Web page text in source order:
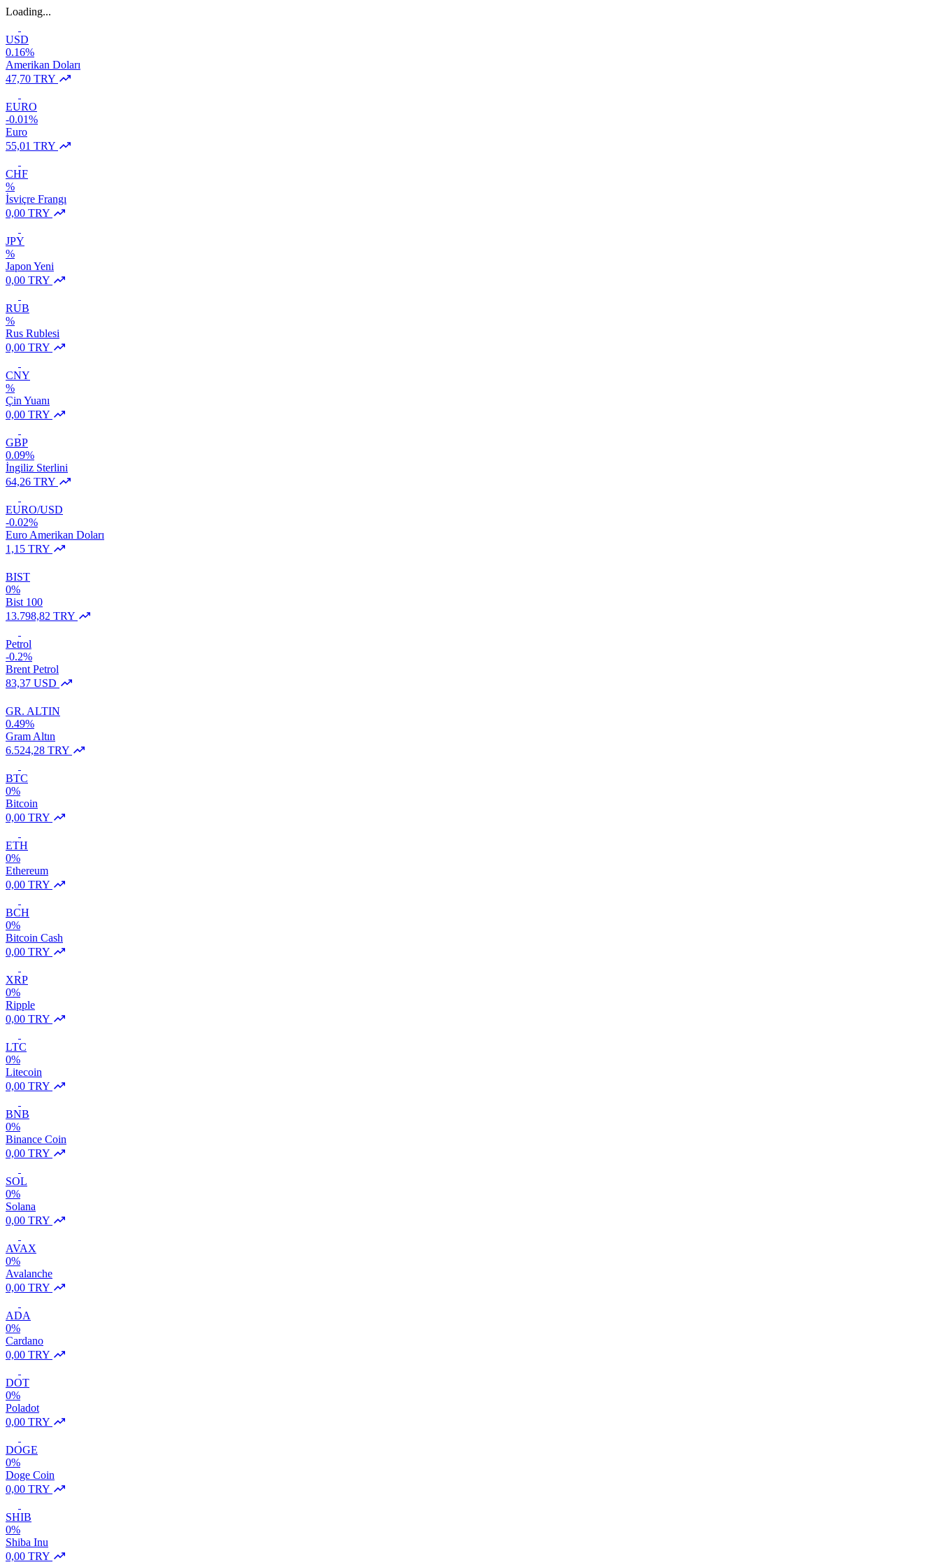
Loading...
USD
0.16%
Amerikan Doları
47,70 TRY
EURO
-0.01%
Euro
55,01 TRY
CHF
%
İsviçre Frangı
0,00 TRY
JPY
%
Japon Yeni
0,00 TRY
RUB
%
Rus Rublesi
0,00 TRY
CNY
%
Çin Yuanı
0,00 TRY
GBP
0.09%
İngiliz Sterlini
64,26 TRY
EURO/USD
-0.02%
Euro Amerikan Doları
1,15 TRY
BIST
0%
Bist 100
13.798,82 TRY
Petrol
-0.2%
Brent Petrol
83,37 USD
GR. ALTIN
0.49%
Gram Altın
6.524,28 TRY
BTC
0%
Bitcoin
0,00 TRY
ETH
0%
Ethereum
0,00 TRY
BCH
0%
Bitcoin Cash
0,00 TRY
XRP
0%
Ripple
0,00 TRY
LTC
0%
Litecoin
0,00 TRY
BNB
0%
Binance Coin
0,00 TRY
SOL
0%
Solana
0,00 TRY
AVAX
0%
Avalanche
0,00 TRY
ADA
0%
Cardano
0,00 TRY
DOT
0%
Poladot
0,00 TRY
DOGE
0%
Doge Coin
0,00 TRY
SHIB
0%
Shiba Inu
0,00 TRY